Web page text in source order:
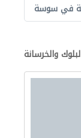
في سوسة